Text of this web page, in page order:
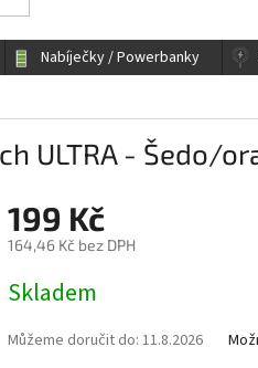
Nabíječky / Powerbanky
ULTRA - Šedo/
199 Kč
164,46 Kč bez DPH
cena:
Skladem
Můžeme doručit do: 11.8.2026